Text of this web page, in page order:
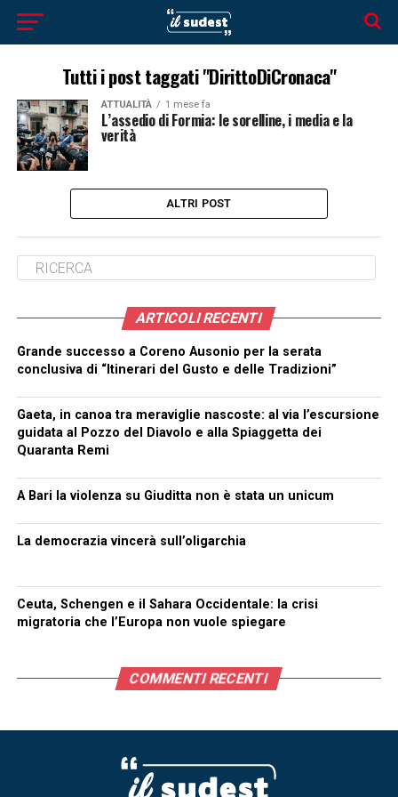
Tutti i post taggati "DirittoDiCronaca"
ATTUALITÀ 1 mese fa
L’assedio di Formia: le sorelline, i media e la
verità
ALTRI POST
ARTICOLI RECENTI
Grande successo a Coreno Ausonio per la serata
conclusiva di “Itinerari del Gusto e delle Tradizioni”
Gaeta, in canoa tra meraviglie nascoste: al via l’escursione
guidata al Pozzo del Diavolo e alla Spiaggetta dei
Quaranta Remi
A Bari la violenza su Giuditta non è stata un unicum
La democrazia vincerà sull’oligarchia
Ceuta, Schengen e il Sahara Occidentale: la crisi
migratoria che l’Europa non vuole spiegare
COMMENTI RECENTI